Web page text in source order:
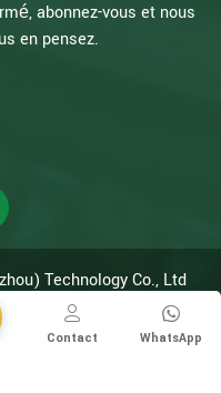
abonnez-vous et nous
en pensez.
Technology Co., Ltd
en réseau
XML
WhatsApp
Contact